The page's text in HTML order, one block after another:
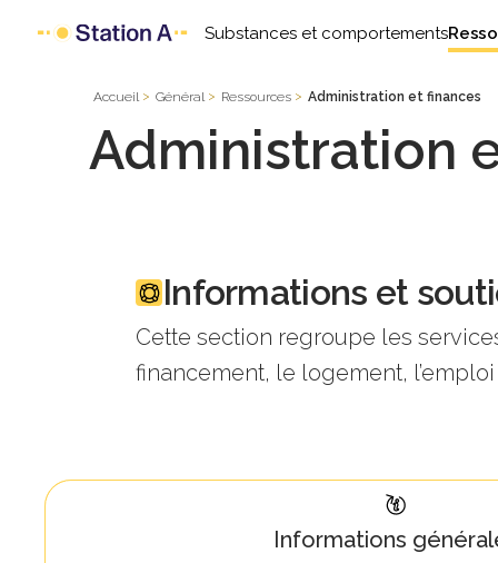
Substances et comportements
Accueil Général Ressources Administration et finances
Administration
Informations et
Cette section regroupe les
financement, le logement,
Informations